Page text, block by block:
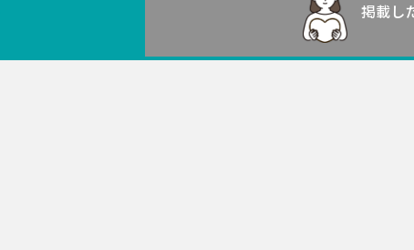
佐賀 長崎 熊本 大分 宮崎 鹿児島 沖縄
掲載し